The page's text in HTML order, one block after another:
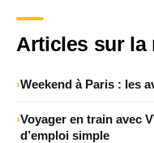
Articles sur la
Weekend à Paris : les
Voyager en train avec
d’emploi simple